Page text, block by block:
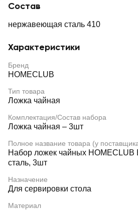
Состав
нержавеющая сталь 410
Характеристики
Бренд
HOMECLUB
Тип товара
Ложка чайная
Комплектация/Состав набора
Ложка чайная – 3шт
Полное название товара (у
Набор ложек чайных
сталь, 3шт
Назначение
Для сервировки стола
Материал